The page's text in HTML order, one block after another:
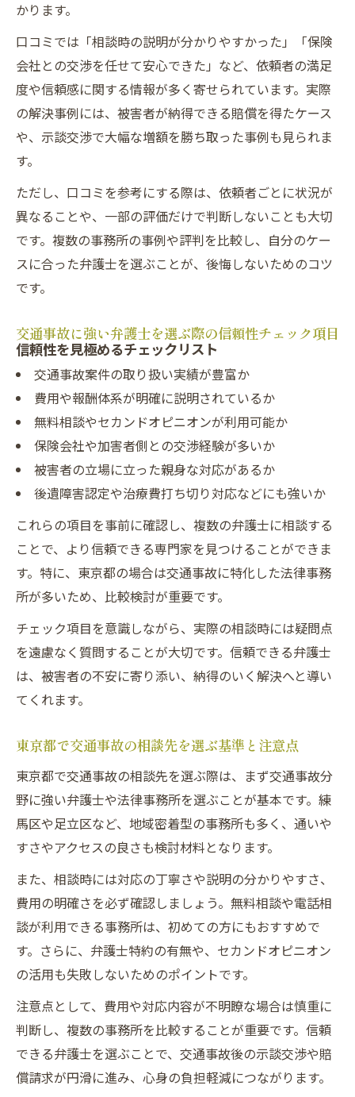
かります。
口コミでは「相談時の説明が分かりやすかった」「保険
会社との交渉を任せて安心できた」など、依頼者の満足
度や信頼感に関する情報が多く寄せられています。実際
の解決事例には、被害者が納得できる賠償を得たケース
や、示談交渉で大幅な増額を勝ち取った事例も見られま
す。
ただし、口コミを参考にする際は、依頼者ごとに状況が
異なることや、一部の評価だけで判断しないことも大切
です。複数の事務所の事例や評判を比較し、自分のケー
スに合った弁護士を選ぶことが、後悔しないためのコツ
です。
交通事故に強い弁護士を選ぶ際の信頼性チェック項目
信頼性を見極めるチェックリスト
交通事故案件の取り扱い実績が豊富か
費用や報酬体系が明確に説明されているか
無料相談やセカンドオピニオンが利用可能か
保険会社や加害者側との交渉経験が多いか
被害者の立場に立った親身な対応があるか
後遺障害認定や治療費打ち切り対応などにも強いか
これらの項目を事前に確認し、複数の弁護士に相談する
ことで、より信頼できる専門家を見つけることができま
す。特に、東京都の場合は交通事故に特化した法律事務
所が多いため、比較検討が重要です。
チェック項目を意識しながら、実際の相談時には疑問点
を遠慮なく質問することが大切です。信頼できる弁護士
は、被害者の不安に寄り添い、納得のいく解決へと導い
てくれます。
東京都で交通事故の相談先を選ぶ基準と注意点
東京都で交通事故の相談先を選ぶ際は、まず交通事故分
野に強い弁護士や法律事務所を選ぶことが基本です。練
馬区や足立区など、地域密着型の事務所も多く、通いや
すさやアクセスの良さも検討材料となります。
また、相談時には対応の丁寧さや説明の分かりやすさ、
費用の明確さを必ず確認しましょう。無料相談や電話相
談が利用できる事務所は、初めての方にもおすすめで
す。さらに、弁護士特約の有無や、セカンドオピニオン
の活用も失敗しないためのポイントです。
注意点として、費用や対応内容が不明瞭な場合は慎重に
判断し、複数の事務所を比較することが重要です。信頼
できる弁護士を選ぶことで、交通事故後の示談交渉や賠
償請求が円滑に進み、心身の負担軽減につながります。